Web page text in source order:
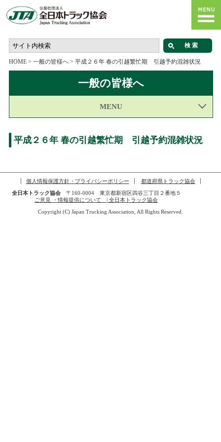
HOME> 一般の皆様へ> 平成２６年 春の引越繁忙期 引越予約混雑状況
一般の皆様へ
MENU
平成２６年 春の引越繁忙期 引越予約混雑状況
個人情報保護方針・プライバシーポリシー
都道府県トラック協会
全日本トラック協会〒160-0004 東京都新宿区四谷三丁目２番地５
ご意見 ・情報提供について | 全日本トラック協会
Copyright (C) Japan Trucking Association, All Rights Reserved.